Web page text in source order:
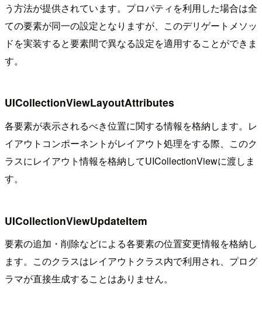
う方法が提供されています。プロパティを利用した場合は全
ての要素が同一の設定となりますが、このデリゲートメソッ
ドを実装すると要素間で異なる設定を適用することができま
す。
UICollectionViewLayoutAttributes
各要素が表示されるべき位置に関する情報を格納します。レ
イアウトコンポーネントがレイアウト処理をする際、このク
ラスにレイアウト情報を格納してUICollectionViewに渡しま
す。
UICollectionViewUpdateItem
要素の追加・削除などによる各要素の位置変更情報を格納し
ます。このクラスはレイアウトクラス内で利用され、プログ
ラマが直接生成することはありません。